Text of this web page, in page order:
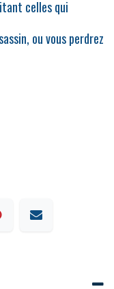
celles qui
ou vous perdrez